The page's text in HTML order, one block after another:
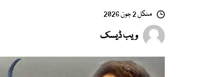
منگل 2 جون 2026
ویب ڈیسک